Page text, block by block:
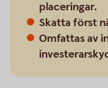
placeringar.
Skatta först
Omfattas av